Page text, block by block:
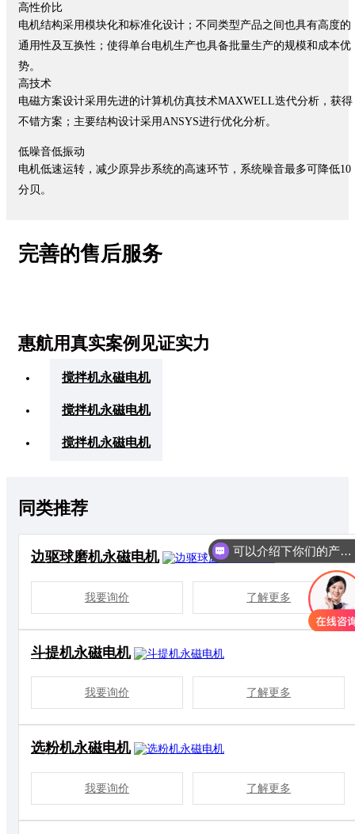
高性价比
电机结构采用模块化和标准化设计；不同类型产品之间也具有高度的
通用性及互换性；使得单台电机生产也具备批量生产的规模和成本优
势。
高技术
电磁方案设计采用先进的计算机仿真技术MAXWELL迭代分析，获得
不错方案；主要结构设计采用ANSYS进行优化分析。
低噪音低振动
电机低速运转，减少原异步系统的高速环节，系统噪音最多可降低10
分贝。
完善的售后服务
惠航用真实案例见证实力
搅拌机永磁电机
搅拌机永磁电机
搅拌机永磁电机
同类推荐
边驱球磨机永磁电机
我要询价 了解更多
斗提机永磁电机
我要询价 了解更多
选粉机永磁电机
我要询价 了解更多
可以介绍下你们的产品么